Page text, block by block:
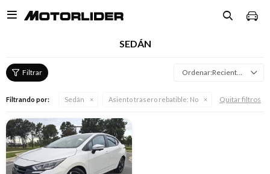

SEDÁN
Recientes
Filtrando por: Sedán Asiento trasero rebatible: No Quitar filtros